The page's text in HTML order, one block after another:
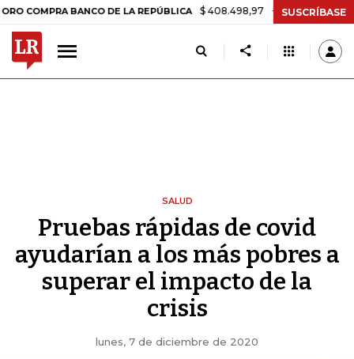
BANCO DE LA REPÚBLICA $ 408.498,97 +$ 8.753,81 +2,19%
SUSCRÍBASE
SALUD
Pruebas rápidas de covid
ayudarían a los más pobres a
superar el impacto de la
crisis
lunes, 7 de diciembre de 2020